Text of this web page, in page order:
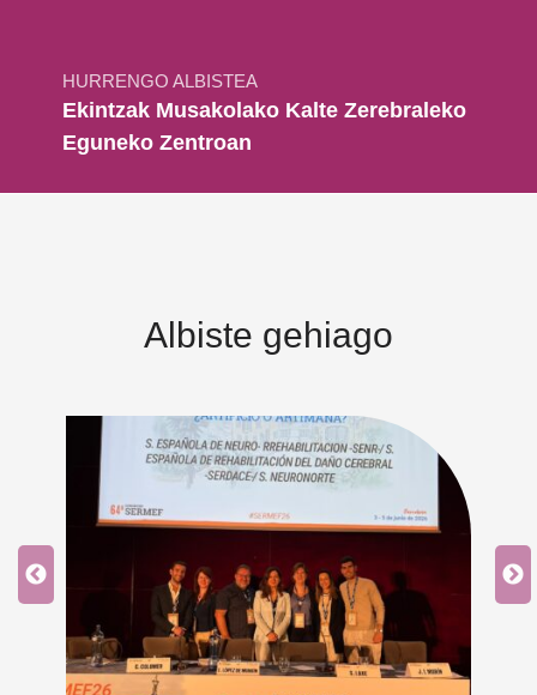
HURRENGO ALBISTEA
Ekintzak Musakolako Kalte Zerebraleko
Eguneko Zentroan
Albiste gehiago